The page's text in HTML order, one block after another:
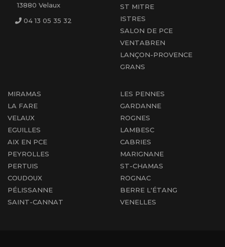
13880 Velaux
04 13 05 35 32
ST MITRE
ISTRES
SALON DE PCE
VENTABREN
LANÇON-PROVENCE
GRANS
MIRAMAS
LA FARE
VELAUX
EGUILLES
AIX EN PCE
PEYROLLES
PERTUIS
COUDOUX
PÉLISSANNE
SAINT-CANNAT
LES PENNES
GARDANNE
ROGNES
LAMBESC
CABRIES
MARIGNANE
ST-CHAMAS
ROGNAC
BERRE L'ÉTANG
VENELLES